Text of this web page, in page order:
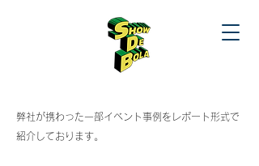
​弊社が携わった一部イベント事例をレポート形式で
紹介しております。